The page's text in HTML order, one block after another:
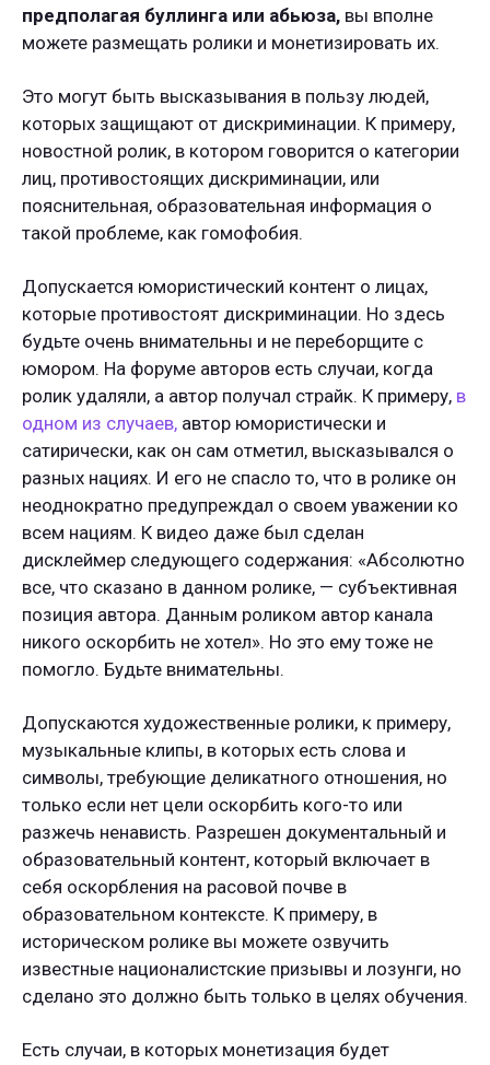
предполагая буллинга или абьюза, вы вполне
можете размещать ролики и монетизировать их.
Это могут быть высказывания в пользу людей,
которых защищают от дискриминации. К примеру,
новостной ролик, в котором говорится о категории
лиц, противостоящих дискриминации, или
пояснительная, образовательная информация о
такой проблеме, как гомофобия.
Допускается юмористический контент о лицах,
которые противостоят дискриминации. Но здесь
будьте очень внимательны и не переборщите с
юмором. На форуме авторов есть случаи, когда
ролик удаляли, а автор получал страйк. К примеру, в
одном из случаев, автор юмористически и
сатирически, как он сам отметил, высказывался о
разных нациях. И его не спасло то, что в ролике он
неоднократно предупреждал о своем уважении ко
всем нациям. К видео даже был сделан
дисклеймер следующего содержания: «Абсолютно
все, что сказано в данном ролике, — субъективная
позиция автора. Данным роликом автор канала
никого оскорбить не хотел». Но это ему тоже не
помогло. Будьте внимательны.
Допускаются художественные ролики, к примеру,
музыкальные клипы, в которых есть слова и
символы, требующие деликатного отношения, но
только если нет цели оскорбить кого-то или
разжечь ненависть. Разрешен документальный и
образовательный контент, который включает в
себя оскорбления на расовой почве в
образовательном контексте. К примеру, в
историческом ролике вы можете озвучить
известные националистские призывы и лозунги, но
сделано это должно быть только в целях обучения.
Есть случаи, в которых монетизация будет